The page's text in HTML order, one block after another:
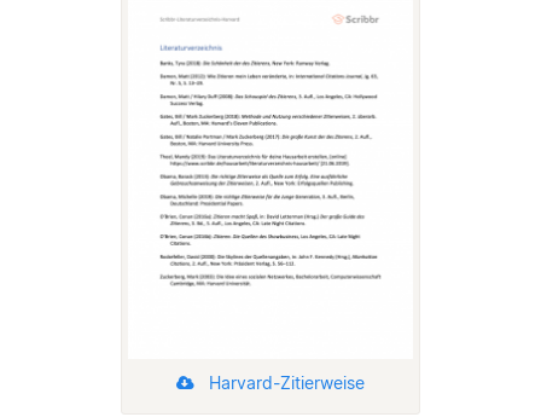
Harvard-Zitierweise